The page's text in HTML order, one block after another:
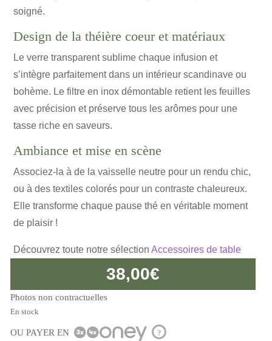
soigné.
Design de la théière coeur et matériaux
Le verre transparent sublime chaque infusion et
s’intègre parfaitement dans un intérieur scandinave ou
bohème. Le filtre en inox démontable retient les feuilles
avec précision et préserve tous les arômes pour une
tasse riche en saveurs.
Ambiance et mise en scène
Associez-la à de la vaisselle neutre pour un rendu chic,
ou à des textiles colorés pour un contraste chaleureux.
Elle transforme chaque pause thé en véritable moment
de plaisir !
Découvrez toute notre sélectionAccessoires de table
38,00€
Photos non contractuelles
En stock
OU PAYER EN ?